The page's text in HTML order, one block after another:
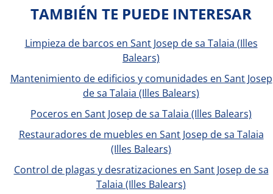
TAMBIÉN TE PUEDE INTERESAR
Limpieza de barcos en Sant Josep de sa Talaia (Illes
Balears)
Mantenimiento de edificios y comunidades en Sant Josep
de sa Talaia (Illes Balears)
Poceros en Sant Josep de sa Talaia (Illes Balears)
Restauradores de muebles en Sant Josep de sa Talaia
(Illes Balears)
Control de plagas y desratizaciones en Sant Josep de sa
Talaia (Illes Balears)